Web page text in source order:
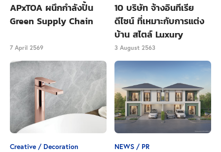
พื้นที่โดยส่วนใหญ่จะเป็นบ้านเรือนพักอาศัย สลับไล่เรียง
ไปกับอาคารสูง, คอนโดตากอากาศ, โรงแรม, แหล่งท่อง
เที่ยว และศูนย์การค้า คล้ายจังหวะชีวิตที่มี Beat ในตัว
เอง ไม่เร่งรีบ หรือหยุดนิ่งจนเกินไป กลายเป็นเสน่ห์ของ
เมืองหัวหินที่หลายคนชื่นชอบ และอยากเข้ามาเป็นส่วน
หนึ่งของที่นี่
APxTOA ผนึกกำลังปั้น
Green Supply Chain
7 April 2569
10 บริษัท จ้างอินทีเรีย
ดีไซน์ ที่เหมาะกับการแต่ง
บ้าน สไตล์ Luxury
3 August 2563
Creative / Decoration NEWS / PR